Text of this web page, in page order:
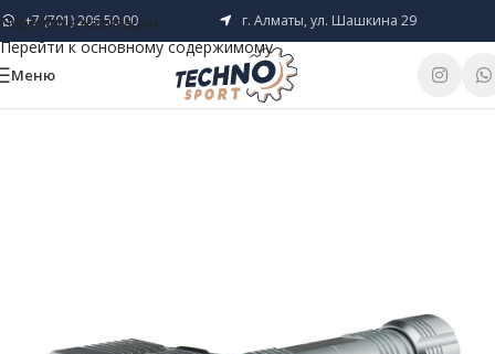
Перейти к навигации
Перейти к основному содержимому
+7 (701) 206 50 00 г. Алматы, ул. Шашкина 29
Меню